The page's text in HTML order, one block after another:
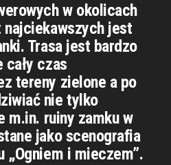
w okolicach
najciekawszych jest
Trasa jest bardzo
czas
tereny zielone a po
nie tylko
m.in. ruiny zamku w
jako scenografia
„Ogniem i mieczem”.